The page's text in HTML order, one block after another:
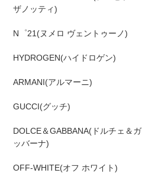
ザノッティ)
N゜21(ヌメロ ヴェントゥーノ)
HYDROGEN(ハイドロゲン)
ARMANI(アルマーニ)
GUCCI(グッチ)
DOLCE＆GABBANA(ドルチェ＆ガ
ッバーナ)
OFF-WHITE(オフ ホワイト)